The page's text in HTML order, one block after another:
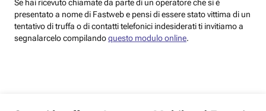
Se hai ricevuto chiamate da parte di un operatore che si è
presentato a nome di Fastweb e pensi di essere stato vittima di un
tentativo di truffa o di contatti telefonici indesiderati ti invitiamo a
segnalarcelo compilandoquesto modulo online.